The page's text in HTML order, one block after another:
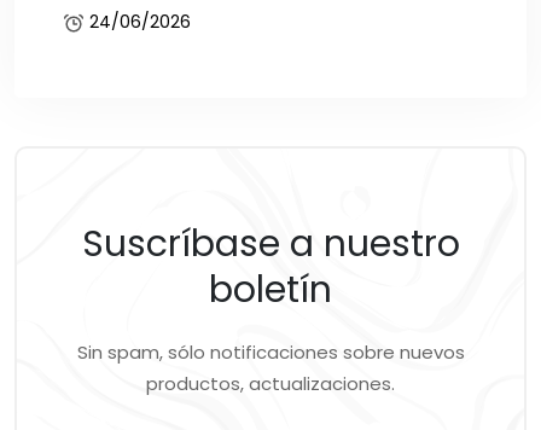
24/06/2026
Suscríbase a nuestro
boletín
Sin spam, sólo notificaciones sobre nuevos
productos, actualizaciones.